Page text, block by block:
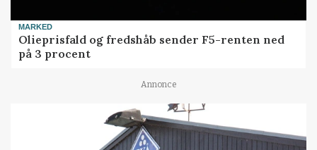
MARKED
Olieprisfald og fredshåb sender F5-renten ned
på 3 procent
Annonce